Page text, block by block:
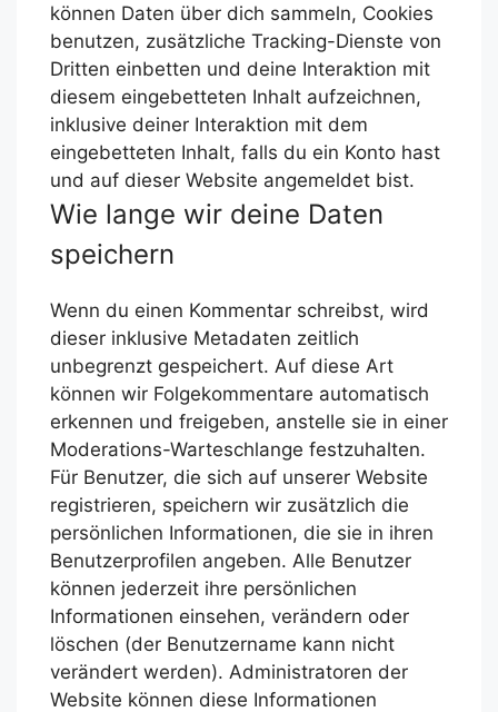
können Daten über dich sammeln, Cookies
benutzen, zusätzliche Tracking-Dienste von
Dritten einbetten und deine Interaktion mit
diesem eingebetteten Inhalt aufzeichnen,
inklusive deiner Interaktion mit dem
eingebetteten Inhalt, falls du ein Konto hast
und auf dieser Website angemeldet bist.
Wie lange wir deine Daten
speichern
Wenn du einen Kommentar schreibst, wird
dieser inklusive Metadaten zeitlich
unbegrenzt gespeichert. Auf diese Art
können wir Folgekommentare automatisch
erkennen und freigeben, anstelle sie in einer
Moderations-Warteschlange festzuhalten.
Für Benutzer, die sich auf unserer Website
registrieren, speichern wir zusätzlich die
persönlichen Informationen, die sie in ihren
Benutzerprofilen angeben. Alle Benutzer
können jederzeit ihre persönlichen
Informationen einsehen, verändern oder
löschen (der Benutzername kann nicht
verändert werden). Administratoren der
Website können diese Informationen